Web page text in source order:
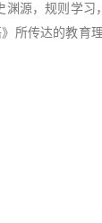
源，规则学
所传达的教育